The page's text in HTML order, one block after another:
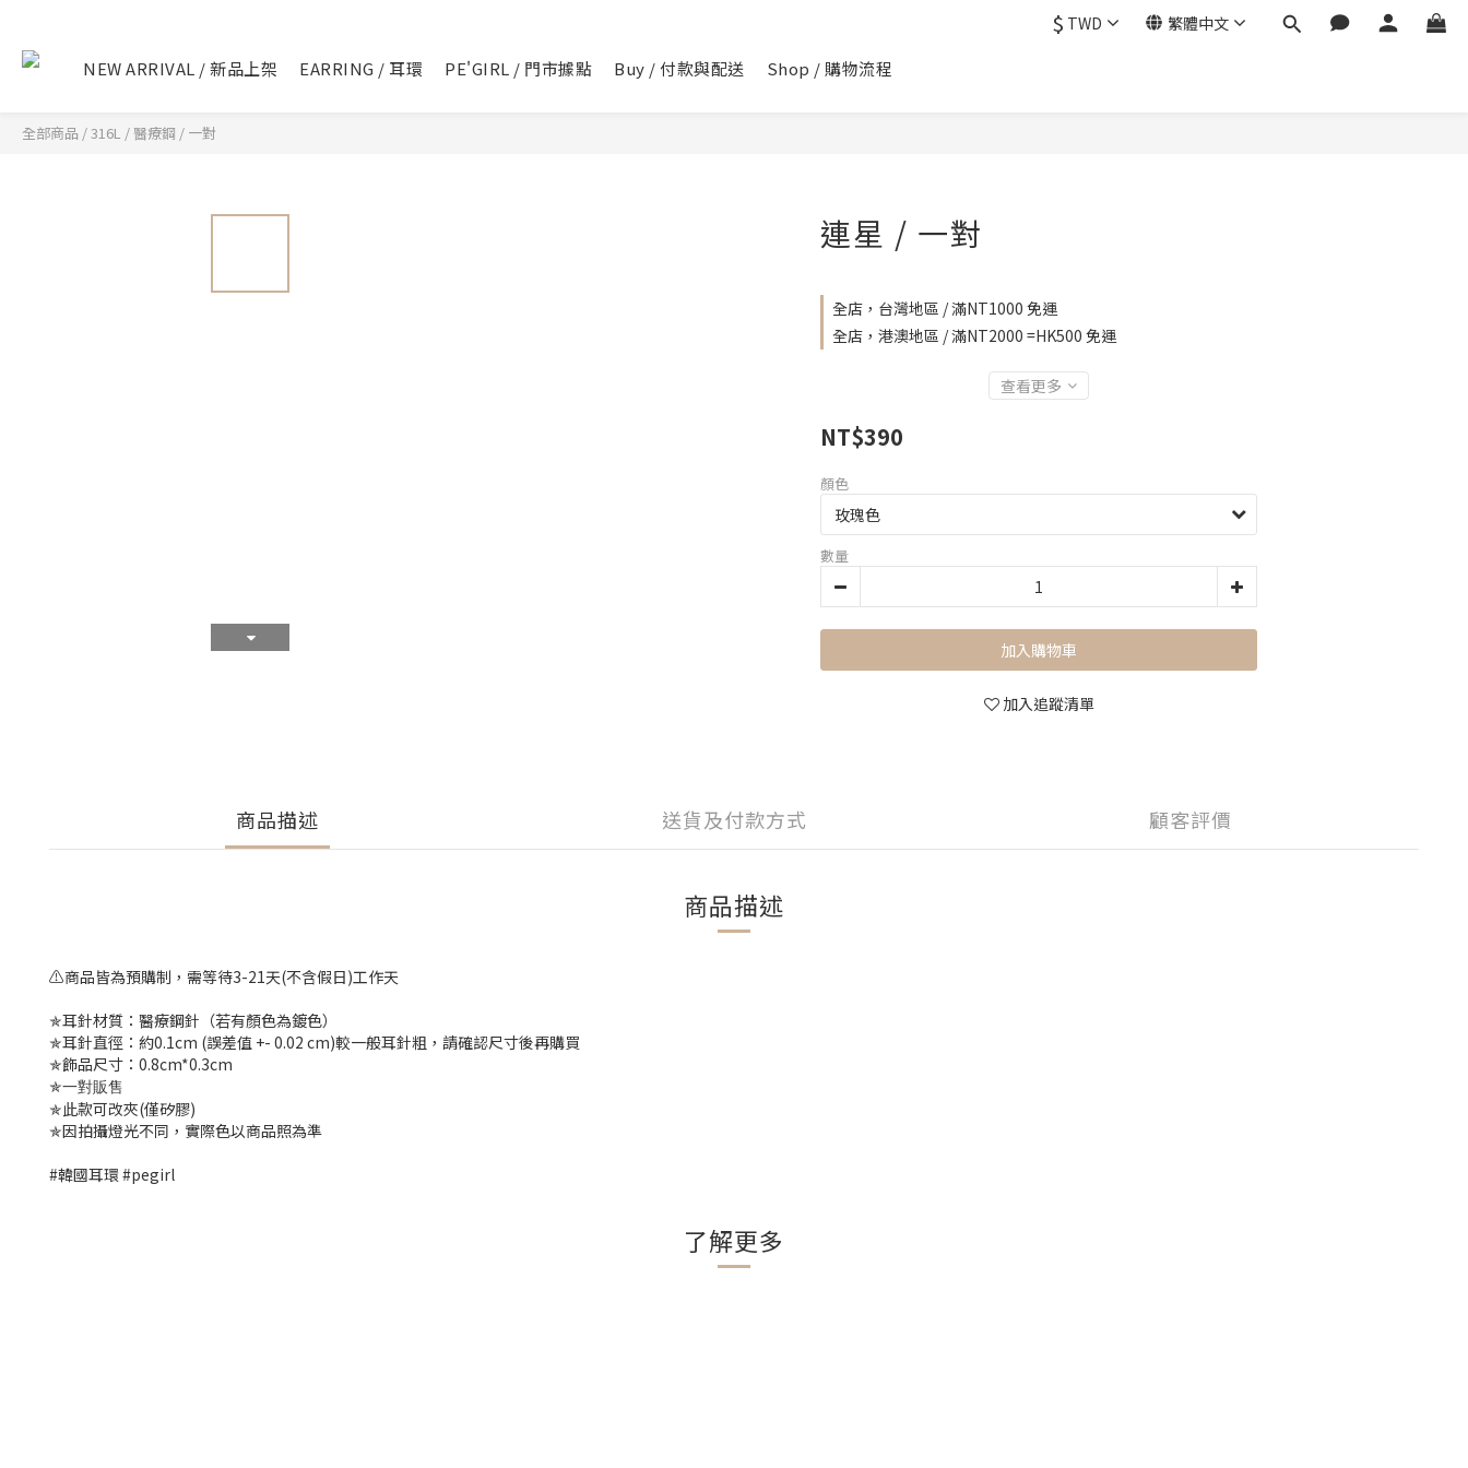
$ TWD 繁體中文
NEW ARRIVAL / 新品上架 EARRING / 耳環 PE'GIRL / 門市據點 Buy / 付款與配送 Shop / 購物流程
全部商品 /316L / 醫療鋼 / 一對
連星 / 一對
全店，台灣地區 / 滿NT1000 免運
全店，港澳地區 / 滿NT2000 =HK500 免運
查看更多
NT$390
顏色
數量
加入購物車
加入追蹤清單
商品描述 送貨及付款方式 顧客評價
商品描述
⚠️商品皆為預購制，需等待3-21天(不含假日)工作天
✯耳針材質：醫療鋼針（若有顏色為鍍色）
✯耳針直徑：約0.1cm (誤差值 +- 0.02 cm)較一般耳針粗，請確認尺寸後再購買
✯飾品尺寸：0.8cm*0.3cm
✯一對販售
✯此款可改夾(僅矽膠)
✯因拍攝燈光不同，實際色以商品照為準
#韓國耳環 #pegirl
了解更多